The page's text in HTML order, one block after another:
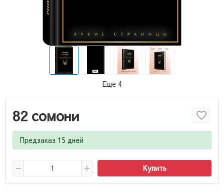
Еще 4
82 сомони
Предзаказ 15 дней
Купить